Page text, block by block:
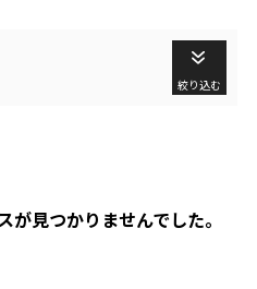
絞り込む
見つかりませんでした。